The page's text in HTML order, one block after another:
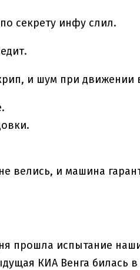
секрету инфу слил.
и шум при движении
велись, и машина
прошла испытание
КИА Венга билась в